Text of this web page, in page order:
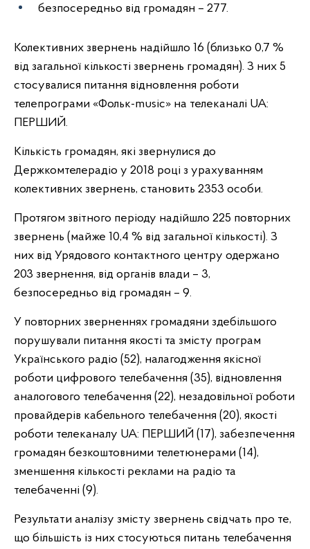
безпосередньо від громадян – 277.
Колективних звернень надійшло 16 (близько 0,7 %
від загальної кількості звернень громадян). З них 5
стосувалися питання відновлення роботи
телепрограми «Фольк-music» на телеканалі UA:
ПЕРШИЙ.
Кількість громадян, які звернулися до
Держкомтелерадіо у 2018 році з урахуванням
колективних звернень, становить 2353 особи.
Протягом звітного періоду надійшло 225 повторних
звернень (майже 10,4 % від загальної кількості). З
них від Урядового контактного центру одержано
203 звернення, від органів влади – 3,
безпосередньо від громадян – 9.
У повторних зверненнях громадяни здебільшого
порушували питання якості та змісту програм
Українського радіо (52), налагодження якісної
роботи цифрового телебачення (35), відновлення
аналогового телебачення (22), незадовільної роботи
провайдерів кабельного телебачення (20), якості
роботи телеканалу UA: ПЕРШИЙ (17), забезпечення
громадян безкоштовними телетюнерами (14),
зменшення кількості реклами на радіо та
телебаченні (9).
Результати аналізу змісту звернень свідчать про те,
що більшість із них стосуються питань телебачення